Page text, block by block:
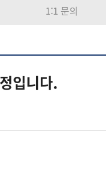
1:1 문의
입니다.